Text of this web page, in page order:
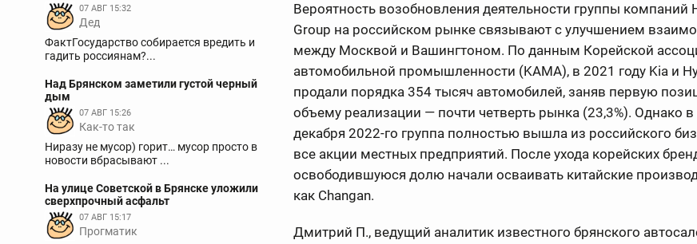
07 АВГ 15:32
Дед
ФактГосударство собирается вредить и
гадить россиянам?...
Над Брянском заметили густой черный
дым
07 АВГ 15:26
Как-то так
Ниразу не мусор) горит… мусор просто в
новости вбрасывают ...
На улице Советской в Брянске уложили
сверхпрочный асфальт
07 АВГ 15:17
Прогматик
Вероятность возобновления деятельности группы компаний
Group на российском рынке связывают с улучшением
между Москвой и Вашингтоном. По данным Корейской
автомобильной промышленности (KAMA), в 2021 году Kia и
продали порядка 354 тысяч автомобилей, заняв первую
объему реализации — почти четверть рынка (23,3%). Однако
декабря 2022-го группа полностью вышла из российского
все акции местных предприятий. После ухода корейских
освободившуюся долю начали осваивать китайские
как Changan.
Дмитрий П., ведущий аналитик известного брянского